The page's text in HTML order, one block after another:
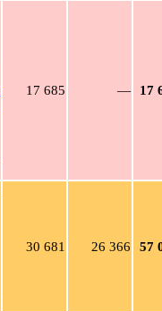
17 685 — 17
30 681 26 366 57